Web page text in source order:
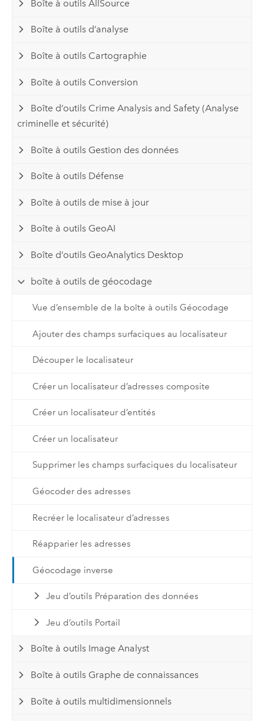
Boîte à outils AllSource
Boîte à outils d’analyse
Boîte à outils Cartographie
Boîte à outils Conversion
Boîte d’outils Crime Analysis and Safety (Analyse
criminelle et sécurité)
Boîte à outils Gestion des données
Boîte à outils Défense
Boîte à outils de mise à jour
Boîte à outils GeoAI
Boîte d’outils GeoAnalytics Desktop
boîte à outils de géocodage
Vue d’ensemble de la boîte à outils Géocodage
Ajouter des champs surfaciques au localisateur
Découper le localisateur
Créer un localisateur d’adresses composite
Créer un localisateur d’entités
Créer un localisateur
Supprimer les champs surfaciques du localisateur
Géocoder des adresses
Recréer le localisateur d’adresses
Réapparier les adresses
Géocodage inverse
Jeu d’outils Préparation des données
Jeu d’outils Portail
Boîte à outils Image Analyst
Boîte à outils Graphe de connaissances
Boîte à outils multidimensionnels